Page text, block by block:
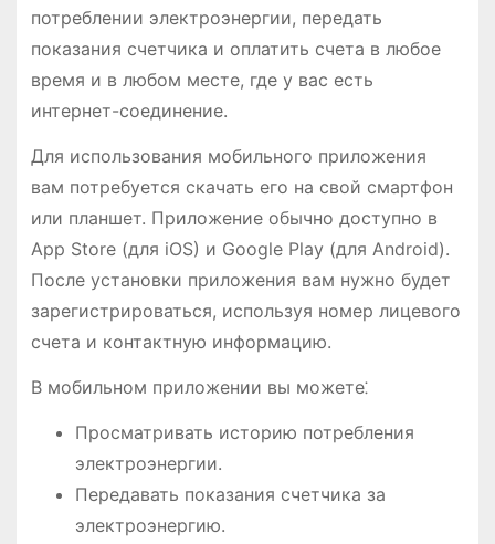
потреблении электроэнергии, передать
показания счетчика и оплатить счета в любое
время и в любом месте, где у вас есть
интернет-соединение.
Для использования мобильного приложения
вам потребуется скачать его на свой смартфон
или планшет. Приложение обычно доступно в
App Store (для iOS) и Google Play (для Android).
После установки приложения вам нужно будет
зарегистрироваться, используя номер лицевого
счета и контактную информацию.
В мобильном приложении вы можете⁚
Просматривать историю потребления
электроэнергии.
Передавать показания счетчика за
электроэнергию.